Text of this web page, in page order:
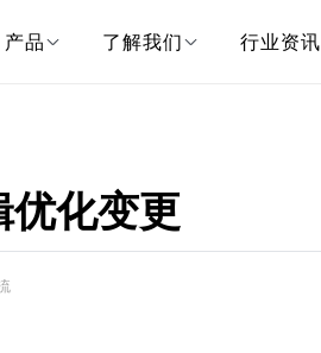
产品 了解我们 行业资讯
优化变更